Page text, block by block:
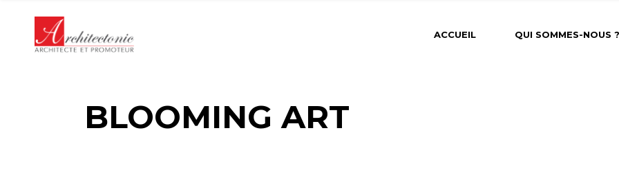
ACCUEIL QUI SOMMES-NOUS ?
BLOOMING ART